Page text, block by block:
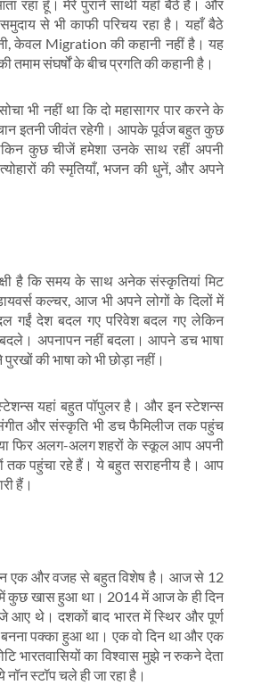
रहा हूँ। मेरे पुराने साथी यहाँ बैठें हैं। और
से भी काफी परिचय रहा है। यहाँ बैठे
केवल Migration की कहानी नहीं है। यह
संघर्षों के बीच प्रगति की कहानी है।
भी नहीं था कि दो महासागर पार करने के
इतनी जीवंत रहेगी। आपके पूर्वज बहुत कुछ
कुछ चीजें हमेशा उनके साथ रहीं अपनी
की स्मृतियाँ, भजन की धुनें, और अपने
है कि समय के साथ अनेक संस्कृतियां मिट
कल्चर, आज भी अपने लोगों के दिलों में
गईं देश बदल गए परिवेश बदल गए लेकिन
बदले। अपनापन नहीं बदला। आपने डच भाषा
की भाषा को भी छोड़ा नहीं।
स्टेशन्स यहां बहुत पॉपुलर है। और इन स्टेशन्स
और संस्कृति भी डच फैमिलीज तक पहुंच
या फिर अलग-अलग शहरों के स्कूल आप अपनी
तक पहुंचा रहे हैं। ये बहुत सराहनीय है। आप
हैं।
एक और वजह से बहुत विशेष है। आज से 12
में कुछ खास हुआ था। 2014 में आज के ही दिन
आए थे। दशकों बाद भारत में स्थिर और पूर्ण
पक्का हुआ था। एक वो दिन था और एक
भारतवासियों का विश्वास मुझे न रुकने देता
स्टॉप चले ही जा रहा है।